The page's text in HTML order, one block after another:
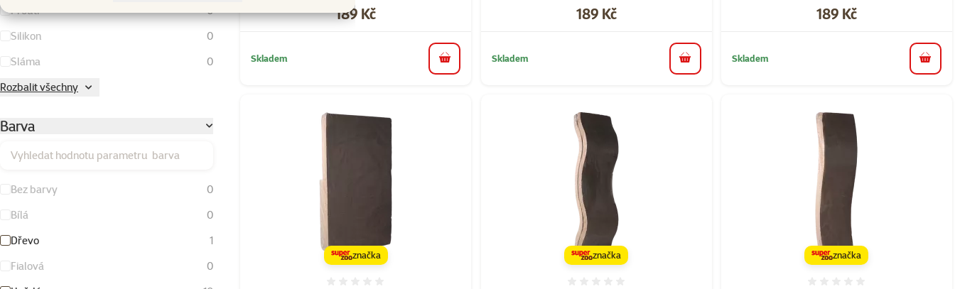
Proutí
0
Silikon
0
Sláma
0
Rozbalit všechny
Barva
Vyhledat hodnotu parametru barva
Bez barvy
0
Bílá
0
Dřevo
1
Fialová
0
Cena
189 Kč
Skladem do košíku
Cena
189 Kč
Skladem do košíku
Cena
189 Kč
Skladem do
značka značka značka